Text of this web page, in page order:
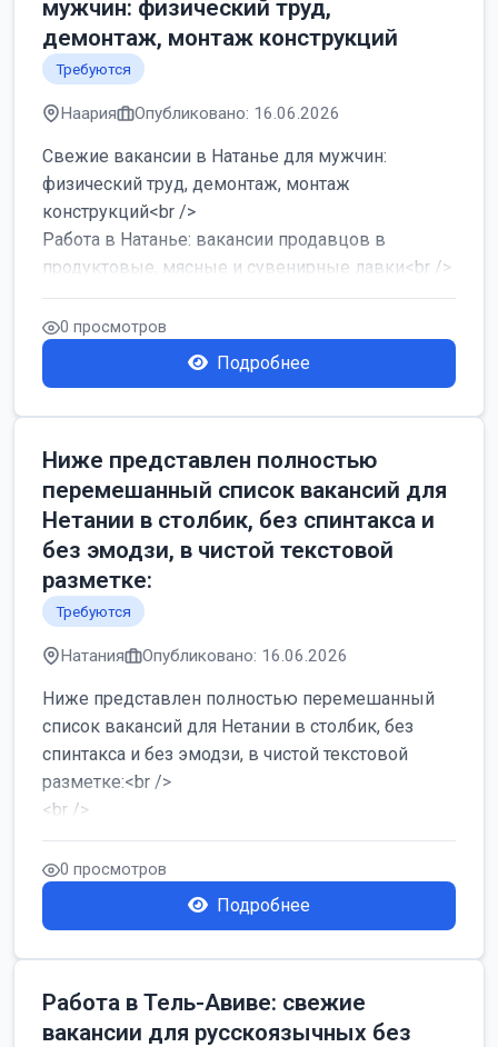
мужчин: физический труд,
демонтаж, монтаж конструкций
Требуются
Наария Опубликовано: 16.06.2026
Свежие вакансии в Натанье для мужчин:
физический труд, демонтаж, монтаж
конструкций<br />
Работа в Натанье: вакансии продавцов в
продуктовые, мясные и сувенирные лавки<br />
Разнорабочий на сборку м...
0 просмотров
Подробнее
Ниже представлен полностью
перемешанный список вакансий для
Нетании в столбик, без спинтакса и
без эмодзи, в чистой текстовой
разметке:
Требуются
Натания Опубликовано: 16.06.2026
Ниже представлен полностью перемешанный
список вакансий для Нетании в столбик, без
спинтакса и без эмодзи, в чистой текстовой
разметке:<br />
<br />
Работа в Нетании на мебельном производстве:
требу...
0 просмотров
Подробнее
Работа в Тель-Авиве: свежие
вакансии для русскоязычных без